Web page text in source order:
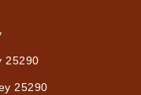
25290
25290